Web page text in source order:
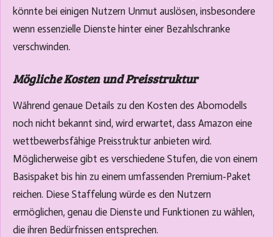
könnte bei einigen Nutzern Unmut auslösen, insbesondere
wenn essenzielle Dienste hinter einer Bezahlschranke
verschwinden.
Mögliche Kosten und Preisstruktur
Während genaue Details zu den Kosten des Abomodells
noch nicht bekannt sind, wird erwartet, dass Amazon eine
wettbewerbsfähige Preisstruktur anbieten wird.
Möglicherweise gibt es verschiedene Stufen, die von einem
Basispaket bis hin zu einem umfassenden Premium-Paket
reichen. Diese Staffelung würde es den Nutzern
ermöglichen, genau die Dienste und Funktionen zu wählen,
die ihren Bedürfnissen entsprechen.